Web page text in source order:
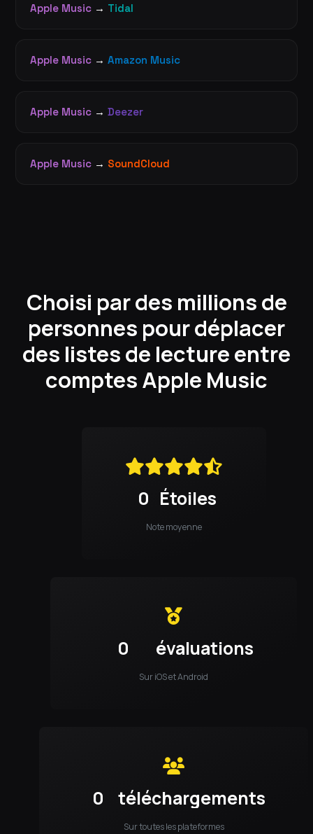
Apple Music → Tidal
Apple Music → Amazon Music
Apple Music → Deezer
Apple Music → SoundCloud
Choisi par des millions de
personnes pour déplacer
des listes de lecture entre
comptes Apple Music
0 Étoiles
Note moyenne
0 évaluations
Sur iOS et Android
0 téléchargements
Sur toutes les plateformes